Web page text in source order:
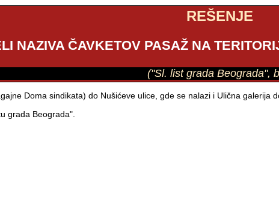
REŠENJE
NAZIVA ČAVKETOV PASAŽ NA
("Sl. list grada Beograda",
Doma sindikata) do Nušićeve ulice, gde se nalazi i Ulična galerija
grada Beograda".